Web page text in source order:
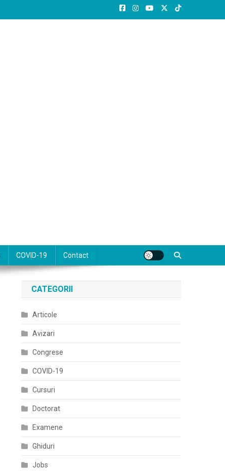
COVID-19 Contact
CATEGORII
Articole
Avizari
Congrese
COVID-19
Cursuri
Doctorat
Examene
Ghiduri
Jobs